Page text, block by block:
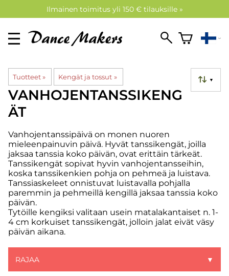
Ilmainen toimitus yli 150 € tilauksille »
Tuotteet‪» Kengät ja tossut ‪» ▼
VANHOJENTANSSIKENG
ÄT
Vanhojentanssipäivä on monen nuoren
mieleenpainuvin päivä. Hyvät tanssikengät, joilla
jaksaa tanssia koko päivän, ovat erittäin tärkeät.
Tanssikengät sopivat hyvin vanhojentansseihin,
koska tanssikenkien pohja on pehmeä ja luistava.
Tanssiaskeleet onnistuvat luistavalla pohjalla
paremmin ja pehmeillä kengillä jaksaa tanssia koko
päivän.
Tytöille kengiksi valitaan usein matalakantaiset n. 1-
4 cm korkuiset tanssikengät, jolloin jalat eivät väsy
päivän aikana.
RAJAA ▼